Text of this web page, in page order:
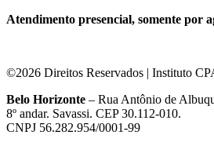
Atendimento presencial, somente por
©2026 Direitos Reservados | Instituto
Belo Horizonte – Rua Antônio de
8º andar. Savassi. CEP 30.112-010.
CNPJ 56.282.954/0001-99